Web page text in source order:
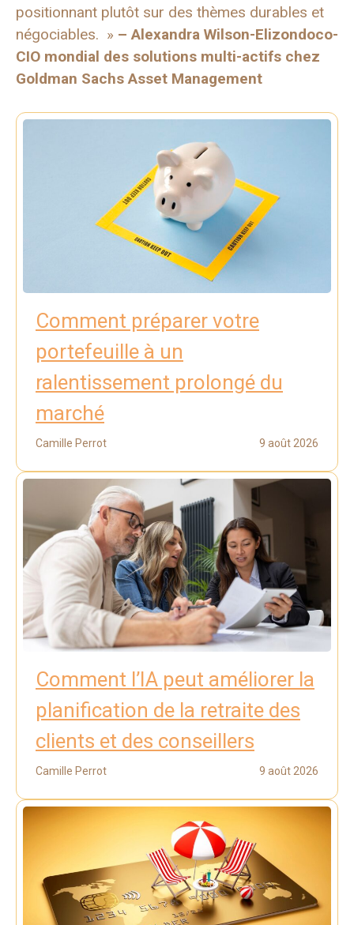
positionnant plutôt sur des thèmes durables et
négociables. » –Alexandra Wilson-Elizondoco-
CIO mondial des solutions multi-actifs chez
Goldman Sachs Asset Management
Comment préparer votre
portefeuille à un
ralentissement prolongé du
marché
Camille Perrot 9 août 2026
Comment l’IA peut améliorer la
planification de la retraite des
clients et des conseillers
Camille Perrot 9 août 2026